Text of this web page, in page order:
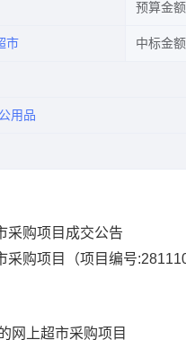
预算金额
市 中标金额
用品
采购项目成交公告
采购项目
（项目编号:
网上超市采购项目